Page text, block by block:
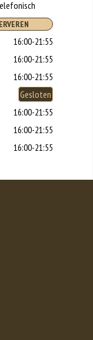
16:00-21:55
16:00-21:55
16:00-21:55
Gesloten
16:00-21:55
16:00-21:55
16:00-21:55